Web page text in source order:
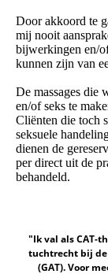
Door akkoord te
mij nooit
bijwerkingen en/
kunnen zijn van
De massages die
en/of seks te
Cliënten die toch
seksuele
dienen de
per direct uit de
behandeld.
"Ik val als CAT-
tuchtrecht bij
(GAT). Voor